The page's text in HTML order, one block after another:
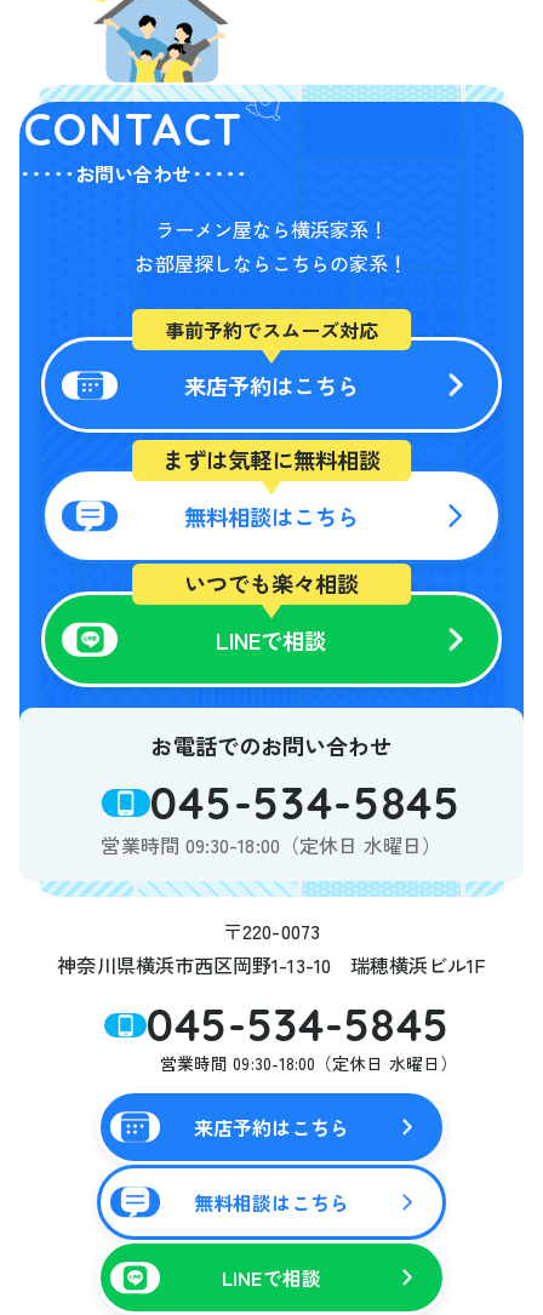
CONTACT
お問い合わせ
ラーメン屋なら横浜家系！
お部屋探しならこちらの家系！
事前予約でスムーズ対応
来店予約はこちら
まずは気軽に無料相談
無料相談はこちら
いつでも楽々相談
LINEで相談
お電話でのお問い合わせ
045-534-5845
営業時間 09:30-18:00（定休日 水曜日）
〒220-0073
神奈川県横浜市西区岡野1-13-10 瑞穂横浜ビル1F
来店予約はこちら
無料相談はこちら
LINEで相談
045-534-5845
営業時間 09:30-18:00（定休日 水曜日）